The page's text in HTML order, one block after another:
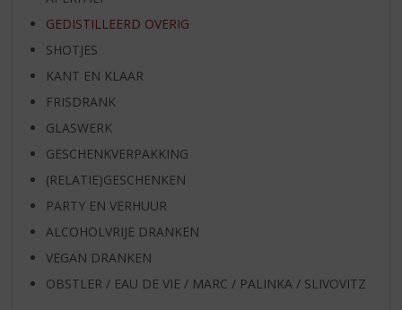
GEDISTILLEERD OVERIG
SHOTJES
KANT EN KLAAR
FRISDRANK
GLASWERK
GESCHENKVERPAKKING
(RELATIE)GESCHENKEN
PARTY EN VERHUUR
ALCOHOLVRIJE DRANKEN
VEGAN DRANKEN
OBSTLER / EAU DE VIE / MARC / PALINKA / SLIVOVITZ